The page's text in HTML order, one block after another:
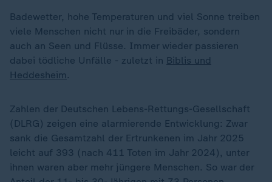
Badewetter, hohe Temperaturen und viel Sonne treiben
viele Menschen nicht nur in die Freibäder, sondern
auch an Seen und Flüsse. Immer wieder passieren
dabei tödliche Unfälle - zuletzt in Biblis und
Heddesheim .
Zahlen der Deutschen Lebens-Rettungs-Gesellschaft
(DLRG) zeigen eine alarmierende Entwicklung: Zwar
sank die Gesamtzahl der Ertrunkenen im Jahr 2025
leicht auf 393 (nach 411 Toten im Jahr 2024), unter
ihnen waren aber mehr jüngere Menschen. So war der